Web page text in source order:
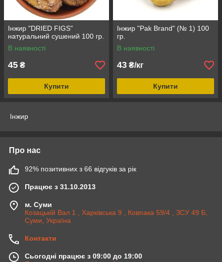
Інжир "DRIED FIGS"
натуральний сушений 100 гр.
В наявності
45 ₴
Купити
Інжир "Pak Brand" (№ 1) 100
гр.
В наявності
43 ₴/кг
Купити
Інжир
Про нас
92% позитивних з 66 відгуків за рік
Працює з 31.10.2013
м. Суми
Козацькій Вал 1 , Харківська 9 , Ковпака 59/4 , ЗСУ 49 Б,
Суми, Україна
Контакти
Сьогодні працює з 09:00 до 19:00